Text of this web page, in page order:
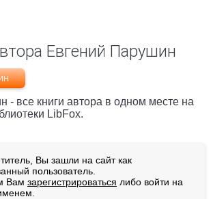
Евгений Парушин
- все книги автора в одном месте на
LibFox.
Вы зашли на сайт как
пользователь.
Вам зарегистрироваться либо войти на